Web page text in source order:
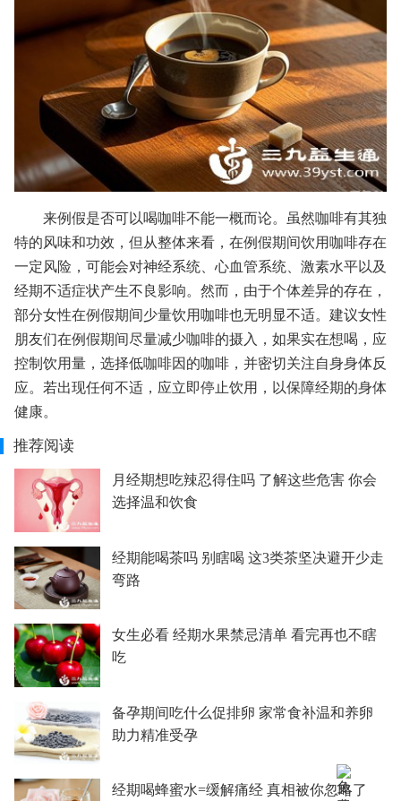
来例假是否可以喝咖啡不能一概而论。虽然咖啡有其独
特的风味和功效，但从整体来看，在例假期间饮用咖啡存在
一定风险，可能会对神经系统、心血管系统、激素水平以及
经期不适症状产生不良影响。然而，由于个体差异的存在，
部分女性在例假期间少量饮用咖啡也无明显不适。建议女性
朋友们在例假期间尽量减少咖啡的摄入，如果实在想喝，应
控制饮用量，选择低咖啡因的咖啡，并密切关注自身身体反
应。若出现任何不适，应立即停止饮用，以保障经期的身体
健康。
推荐阅读
月经期想吃辣忍得住吗 了解这些危害 你会
选择温和饮食
经期能喝茶吗 别瞎喝 这3类茶坚决避开少走
弯路
女生必看 经期水果禁忌清单 看完再也不瞎
吃
备孕期间吃什么促排卵 家常食补温和养卵
助力精准受孕
经期喝蜂蜜水=缓解痛经 真相被你忽略了